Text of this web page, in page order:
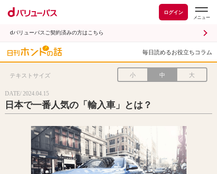
ログイン
dバリューパスご契約済みの方はこちら
毎日読めるお役立ちコラム
テキストサイズ 小 中 大
DATE/ 2024.04.15
日本で一番人気の「輸入車」とは？